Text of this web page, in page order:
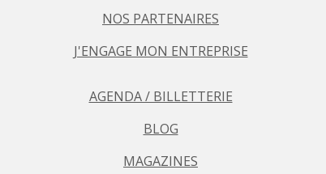
NOS PARTENAIRES
J'ENGAGE MON ENTREPRISE
AGENDA / BILLETTERIE
BLOG
MAGAZINES